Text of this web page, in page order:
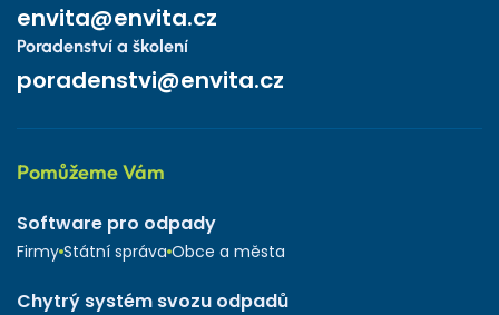
envita@envita.cz
Poradenství a školení
poradenstvi@envita.cz
Pomůžeme Vám
Software pro odpady
Firmy Státní správa Obce a města
Chytrý systém svozu odpadů